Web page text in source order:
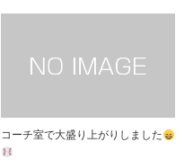
コーチ室で大盛り上がりしました